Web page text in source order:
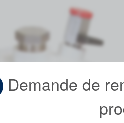
Demande de